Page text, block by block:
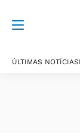
ÚLTIMAS NOTÍCIAS